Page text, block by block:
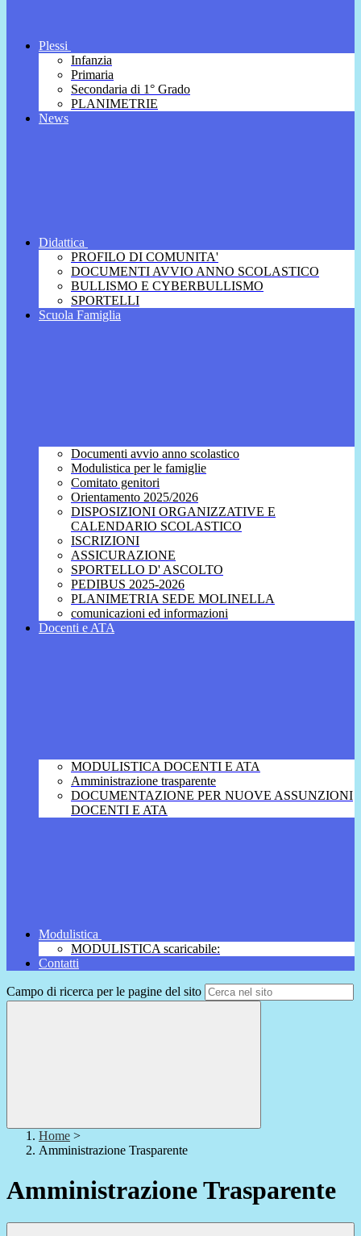
Plessi
Infanzia
Primaria
Secondaria di 1° Grado
PLANIMETRIE
News
Didattica
PROFILO DI COMUNITA'
DOCUMENTI AVVIO ANNO SCOLASTICO
BULLISMO E CYBERBULLISMO
SPORTELLI
Scuola Famiglia
Documenti avvio anno scolastico
Modulistica per le famiglie
Comitato genitori
Orientamento 2025/2026
DISPOSIZIONI ORGANIZZATIVE E
CALENDARIO SCOLASTICO
ISCRIZIONI
ASSICURAZIONE
SPORTELLO D' ASCOLTO
PEDIBUS 2025-2026
PLANIMETRIA SEDE MOLINELLA
comunicazioni ed informazioni
Docenti e ATA
MODULISTICA DOCENTI E ATA
Amministrazione trasparente
DOCUMENTAZIONE PER NUOVE ASSUNZIONI
DOCENTI E ATA
Modulistica
MODULISTICA scaricabile:
Contatti
Campo di ricerca per le pagine del sito
Home >
Amministrazione Trasparente
Amministrazione Trasparente